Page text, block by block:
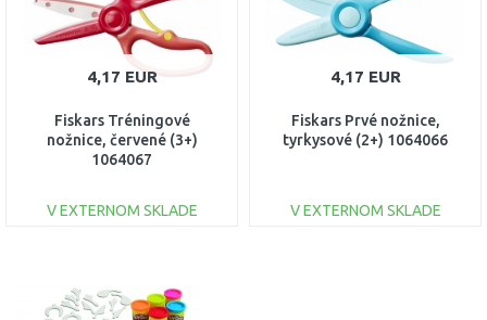
4,17 EUR
Fiskars Tréningové
nožnice, červené (3+)
1064067
V EXTERNOM SKLADE
Porovnať
4,17 EUR
Fiskars Prvé nožnice,
tyrkysové (2+) 1064066
V EXTERNOM SKLADE